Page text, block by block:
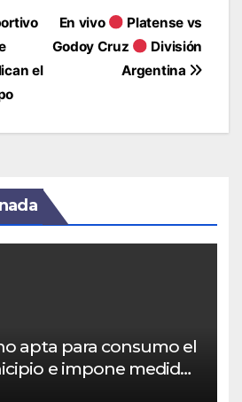
En vivo
Platense vs
Godoy Cruz
División
Argentina
el
apta para consumo el
e impone medidas